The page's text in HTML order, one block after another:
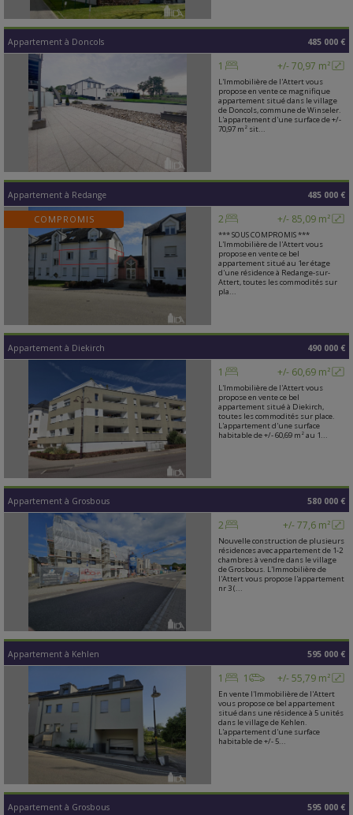
Appartement à Doncols 485 000 €
+/- 70,97 m²
1
L'Immobilière de l'Attert vous
propose en vente ce magnifique
appartement situé dans le village
de Doncols, commune de Winseler.
L'appartement d'une surface de +/-
70,97 m² sit...
Appartement à Redange 485 000 €
COMPROMIS +/- 85,09 m²
2
*** SOUS COMPROMIS ***
L'Immobilière de l'Attert vous
propose en vente ce bel
appartement situé au 1er étage
d'une résidence à Redange-sur-
Attert, toutes les commodités sur
pla...
Appartement à Diekirch 490 000 €
+/- 60,69 m²
1
L'Immobilière de l'Attert vous
propose en vente ce bel
appartement situé à Diekirch,
toutes les commodités sur place.
L'appartement d'une surface
habitable de +/- 60,69 m² au 1...
Appartement à Grosbous 580 000 €
+/- 77,6 m²
2
Nouvelle construction de plusieurs
résidences avec appartement de 1-2
chambres à vendre dans le village
de Grosbous. L'Immobilière de
l'Attert vous propose l'appartement
nr 3 (...
Appartement à Kehlen 595 000 €
+/- 55,79 m²
1 1
En vente l'Immobilière de l'Attert
vous propose ce bel appartement
situé dans une résidence à 5 unités
dans le village de Kehlen.
L'appartement d'une surface
habitable de +/- 5...
Appartement à Grosbous 595 000 €